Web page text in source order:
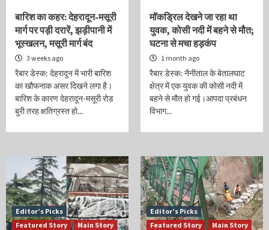
बारिश का कहर: देहरादून-मसूरी
मार्ग पर पड़ी दरारें, झड़ीपानी में
भूस्खलन, मसूरी मार्ग बंद
3 weeks ago
रैबार डेस्क: देहरादून में भारी बारिश
का खौफनाक असर दिखने लगा है।
बारिश के कारण देहरादून-मसूरी रोड
बुरी तरह क्षतिग्रस्त हो...
मॉकड्रिल देखने जा रहा था
युवक, कोसी नदी में बहने से मौत;
घटना से मचा हड़कंप
1 month ago
रैबार डेस्क: नैनीताल के बेतालघाट
क्षेत्र में एक युवक की कोसी नदी में
बहने से मौत हो गई।आपदा प्रबंधन
विभाग...
Editor’s Picks
Featured Story
Main Story
Editor’s Picks
Featured Story
Main Story